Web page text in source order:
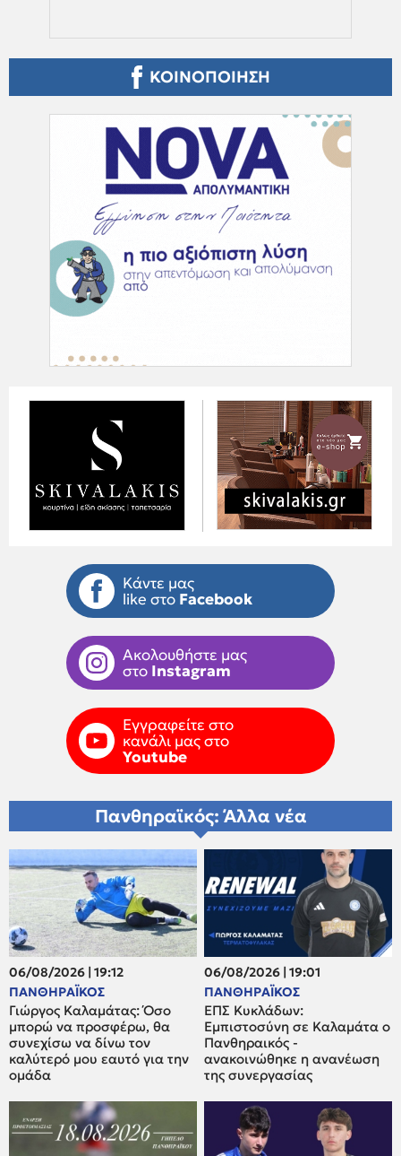
ΚΟΙΝΟΠΟΙΗΣΗ
Κάντε μας
like στο Facebook
Ακολουθήστε μας
στο Instagram
Εγγραφείτε στο
κανάλι μας στο
Youtube
Πανθηραϊκός: Άλλα νέα
06/08/2026 | 19:12
ΠΑΝΘΗΡΑΪΚΟΣ
Γιώργος Καλαμάτας: Όσο
μπορώ να προσφέρω, θα
συνεχίσω να δίνω τον
καλύτερό μου εαυτό για την
ομάδα
06/08/2026 | 19:01
ΠΑΝΘΗΡΑΪΚΟΣ
ΕΠΣ Κυκλάδων:
Εμπιστοσύνη σε Καλαμάτα ο
Πανθηραικός -
ανακοινώθηκε η ανανέωση
της συνεργασίας